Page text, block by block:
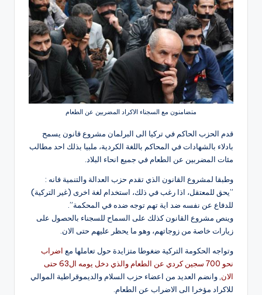
متضامنون مع السجناء الاكراد المضربين عن الطعام
قدم الحزب الحاكم في تركيا الى البرلمان مشروع قانون يسمح
بادلاء بالشهادات في المحاكم باللغة الكردية، ملبيا بذلك احد مطالب
مئات المضربين عن الطعام في جميع انحاء البلاد.
وطبقا لمشروع القانون الذي تقدم حزب العدالة والتنمية فانه :
”يحق للمعتقل، اذا رغب في ذلك، استخدام لغة اخرى (غير التركية)
للدفاع عن نفسه ضد اية تهم توجه ضده في المحكمة”.
وينص مشروع القانون كذلك على السماح للسجناء بالحصول على
زيارات خاصة من زوجاتهم، وهو ما يحظر عليهم حتى الان.
وتواجه الحكومة التركية ضغوطا متزايدة حول تعاملها مع اضراب
نحو 700 سجين كردي عن الطعام والذي دخل يومه ال63 حتى
الان , وانضم العديد من اعضاء حزب السلام والديموقراطية الموالي
للاكراد مؤخرا الى الاضراب عن الطعام.